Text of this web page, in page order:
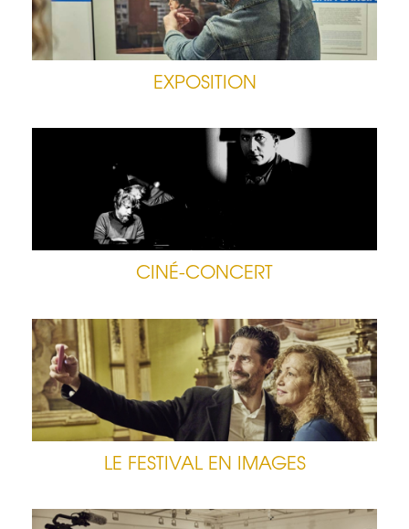
EXPOSITION
CINÉ-CONCERT
LE FESTIVAL EN IMAGES